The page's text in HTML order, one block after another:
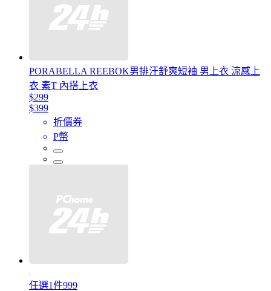
PORABELLA REEBOK男排汗舒爽短袖 男上衣 涼感上
衣 素T 內搭上衣
$299
$399
折價券
P幣
任選1件999